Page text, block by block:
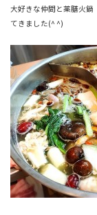
大好きな仲間と薬膳火鍋
てきました(^ ^)